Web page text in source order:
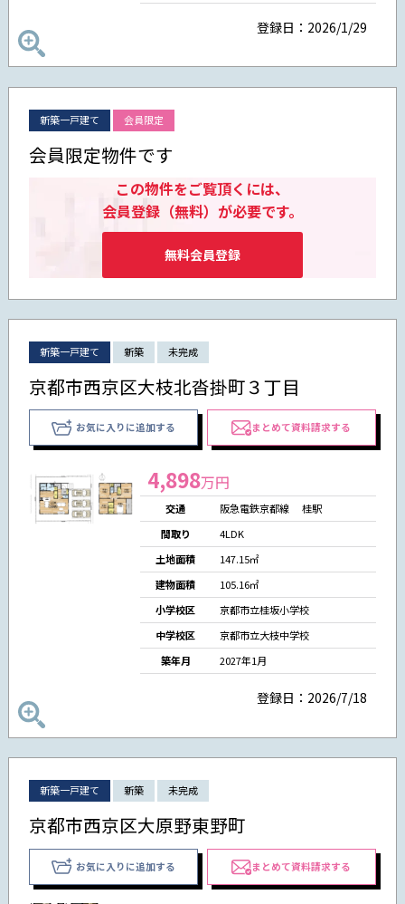
登録日：2026/1/29
新築一戸建て 会員限定
会員限定物件です
この物件をご覧頂くには、
会員登録（無料）が必要です。
無料会員登録
新築一戸建て 新築 未完成
京都市西京区大枝北沓掛町３丁目
お気に入りに追加する まとめて資料請求する
4,898万円
交通
阪急電鉄京都線 桂駅
間取り
4LDK
土地面積
147.15㎡
建物面積
105.16㎡
小学校区
京都市立桂坂小学校
中学校区
京都市立大枝中学校
築年月
2027年1月
登録日：2026/7/18
新築一戸建て 新築 未完成
京都市西京区大原野東野町
お気に入りに追加する まとめて資料請求する